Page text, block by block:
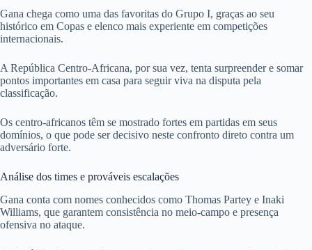
Gana chega como uma das favoritas do Grupo I, graças ao seu
histórico em Copas e elenco mais experiente em competições
internacionais.
A República Centro-Africana, por sua vez, tenta surpreender e somar
pontos importantes em casa para seguir viva na disputa pela
classificação.
Os centro-africanos têm se mostrado fortes em partidas em seus
domínios, o que pode ser decisivo neste confronto direto contra um
adversário forte.
Análise dos times e prováveis escalações
Gana conta com nomes conhecidos como Thomas Partey e Inaki
Williams, que garantem consistência no meio-campo e presença
ofensiva no ataque.